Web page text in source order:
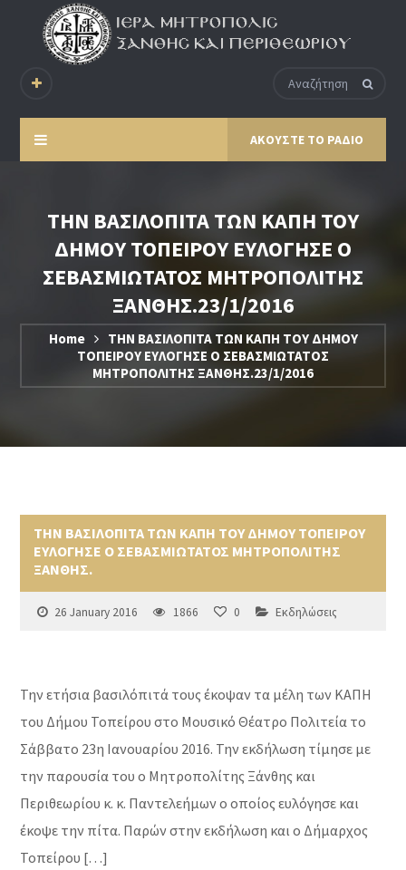
ΑΚΟΥΣΤΕ ΤΟ ΡΑΔΙΟ
ΤΗΝ ΒΑΣΙΛΟΠΙΤΑ ΤΩΝ ΚΑΠΗ ΤΟΥ
ΔΗΜΟΥ ΤΟΠΕΙΡΟΥ ΕΥΛΟΓΗΣΕ Ο
ΣΕΒΑΣΜΙΩΤΑΤΟΣ ΜΗΤΡΟΠΟΛΙΤΗΣ
ΞΑΝΘΗΣ.23/1/2016
Home
ΤΗΝ ΒΑΣΙΛΟΠΙΤΑ ΤΩΝ ΚΑΠΗ ΤΟΥ ΔΗΜΟΥ
ΤΟΠΕΙΡΟΥ ΕΥΛΟΓΗΣΕ Ο ΣΕΒΑΣΜΙΩΤΑΤΟΣ
ΜΗΤΡΟΠΟΛΙΤΗΣ ΞΑΝΘΗΣ.23/1/2016
ΤΗΝ ΒΑΣΙΛΟΠΙΤΑ ΤΩΝ ΚΑΠΗ ΤΟΥ ΔΗΜΟΥ ΤΟΠΕΙΡΟΥ
ΕΥΛΟΓΗΣΕ Ο ΣΕΒΑΣΜΙΩΤΑΤΟΣ ΜΗΤΡΟΠΟΛΙΤΗΣ
ΞΑΝΘΗΣ.
26 January 2016 1866 0 Εκδηλώσεις
Την ετήσια βασιλόπιτά τους έκοψαν τα μέλη των ΚΑΠΗ
του Δήμου Τοπείρου στο Μουσικό Θέατρο Πολιτεία το
Σάββατο 23η Ιανουαρίου 2016. Την εκδήλωση τίμησε με
την παρουσία του ο Μητροπολίτης Ξάνθης και
Περιθεωρίου κ. κ. Παντελεήμων ο οποίος ευλόγησε και
έκοψε την πίτα. Παρών στην εκδήλωση και ο Δήμαρχος
Τοπείρου […]